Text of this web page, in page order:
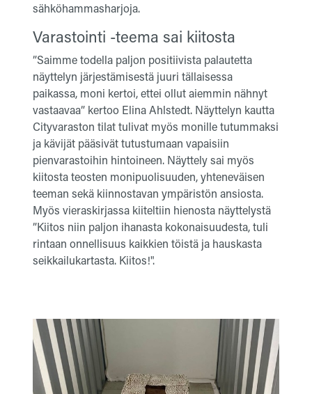
sähköhammasharjoja.
Varastointi -teema sai kiitosta
”Saimme todella paljon positiivista palautetta
näyttelyn järjestämisestä juuri tällaisessa
paikassa, moni kertoi, ettei ollut aiemmin nähnyt
vastaavaa” kertoo Elina Ahlstedt. Näyttelyn kautta
Cityvaraston tilat tulivat myös monille tutummaksi
ja kävijät pääsivät tutustumaan vapaisiin
pienvarastoihin hintoineen. Näyttely sai myös
kiitosta teosten monipuolisuuden, yhteneväisen
teeman sekä kiinnostavan ympäristön ansiosta.
Myös vieraskirjassa kiiteltiin hienosta näyttelystä
”Kiitos niin paljon ihanasta kokonaisuudesta, tuli
rintaan onnellisuus kaikkien töistä ja hauskasta
seikkailukartasta. Kiitos!".